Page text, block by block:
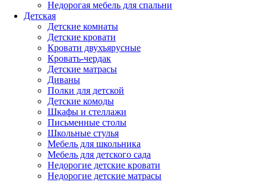
Недорогая мебель для спальни
Детская
Детские комнаты
Детские кровати
Кровати двухъярусные
Кровать-чердак
Детские матрасы
Диваны
Полки для детской
Детские комоды
Шкафы и стеллажи
Письменные столы
Школьные стулья
Мебель для школьника
Мебель для детского сада
Недорогие детские кровати
Недорогие детские матрасы